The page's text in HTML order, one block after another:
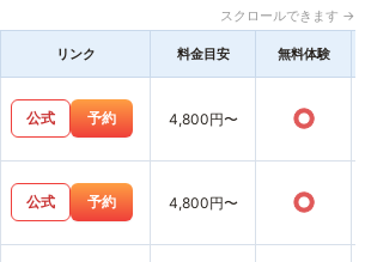
スクロールできます →
リンク 料金目安 無料体験
公式 予約 4,800円〜 ○
公式 予約 4,800円〜 ○